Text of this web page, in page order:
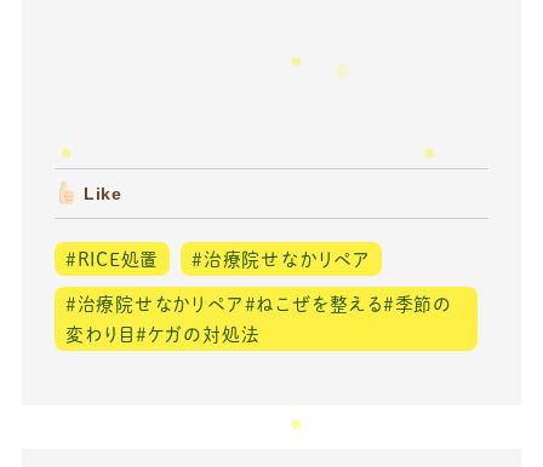
Like
＃RICE処置 ＃治療院せなかリペア
＃治療院せなかリペア＃ねこぜを整える＃季節の
変わり目＃ケガの対処法